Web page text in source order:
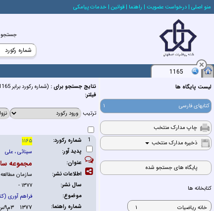
منو اصلي | درخواست عضويت | راهنما | قوانين | خدمات پيامكي
جستجو
1165